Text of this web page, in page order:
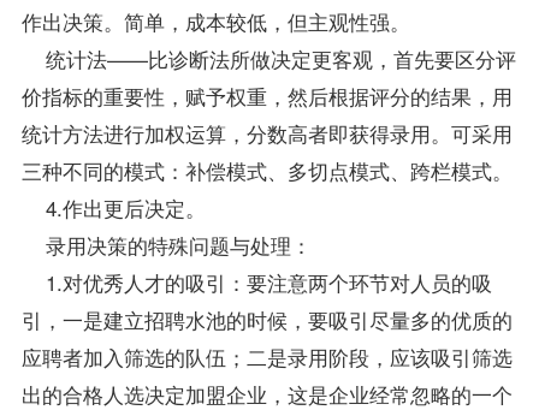
作出决策。简单，成本较低，但主观性强。
统计法——比诊断法所做决定更客观，首先要区分评
价指标的重要性，赋予权重，然后根据评分的结果，用
统计方法进行加权运算，分数高者即获得录用。可采用
三种不同的模式：补偿模式、多切点模式、跨栏模式。
4.作出更后决定。
录用决策的特殊问题与处理：
1.对优秀人才的吸引：要注意两个环节对人员的吸
引，一是建立招聘水池的时候，要吸引尽量多的优质的
应聘者加入筛选的队伍；二是录用阶段，应该吸引筛选
出的合格人选决定加盟企业，这是企业经常忽略的一个